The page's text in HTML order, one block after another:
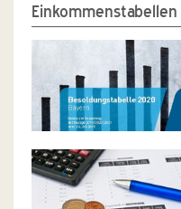
Einkommenstabellen